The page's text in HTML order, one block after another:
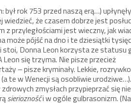
był rok 753 przed naszą erą…)
że czasem dobrze jest
z przyległościami jest wieczny, jak
może pójść na dno i te dziesiątki
stoi, Donna Leon korzysta ze statusu
się trzyma. Nie pisze przecież
– pisze kryminały. Lekkie,
te w Wenecji są osobliwie
zmysłach przypieprzać się
sierioznośći w ogóle gulbrasonizm.